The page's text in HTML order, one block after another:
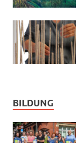
BILDUNG